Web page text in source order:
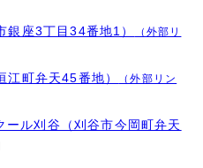
銀座3丁目34番地1）
（外部リ
江町弁天45番地）
（外部リン
ル刈谷（刈谷市今岡町弁天